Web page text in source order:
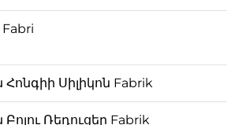
Հոնգիի Սիլիկոն Fabrik
Բոյու Ռեդուցեր Fabrik